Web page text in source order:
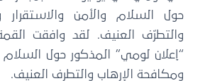
حول السلام والأمن والاستقرار
والتطرّف العنيف. لقد وافقت
“إعلان لومي” المذكور حول السلام
ومكافحة الإرهاب والتطرف العنيف.